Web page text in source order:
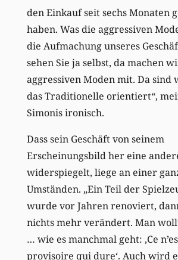
den Einkauf seit sechs Monaten
haben. Was die aggressiven
die Aufmachung unseres
sehen Sie ja selbst, da machen
aggressiven Moden mit. Da sind
das Traditionelle orientiert“,
Simonis ironisch.
Dass sein Geschäft von seinem
Erscheinungsbild her eine
widerspiegelt, liege an einer
Umständen. „Ein Teil der
wurde vor Jahren renoviert,
nichts mehr verändert. Man
… wie es manchmal geht: ‚Ce
provisoire qui dure‘. Auch wird